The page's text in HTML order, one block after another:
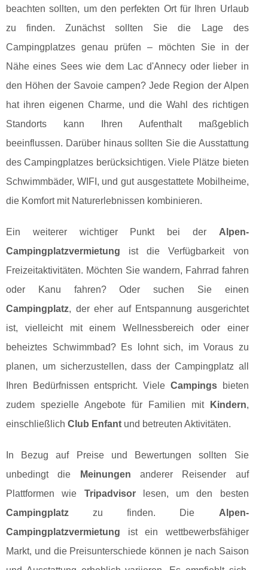
beachten sollten, um den perfekten Ort für Ihren Urlaub
zu finden. Zunächst sollten Sie die Lage des
Campingplatzes genau prüfen – möchten Sie in der
Nähe eines Sees wie dem Lac d'Annecy oder lieber in
den Höhen der Savoie campen? Jede Region der Alpen
hat ihren eigenen Charme, und die Wahl des richtigen
Standorts kann Ihren Aufenthalt maßgeblich
beeinflussen. Darüber hinaus sollten Sie die Ausstattung
des Campingplatzes berücksichtigen. Viele Plätze bieten
Schwimmbäder, WIFI, und gut ausgestattete Mobilheime,
die Komfort mit Naturerlebnissen kombinieren.
Ein weiterer wichtiger Punkt bei der Alpen-
Campingplatzvermietung ist die Verfügbarkeit von
Freizeitaktivitäten. Möchten Sie wandern, Fahrrad fahren
oder Kanu fahren? Oder suchen Sie einen
Campingplatz, der eher auf Entspannung ausgerichtet
ist, vielleicht mit einem Wellnessbereich oder einer
beheiztes Schwimmbad? Es lohnt sich, im Voraus zu
planen, um sicherzustellen, dass der Campingplatz all
Ihren Bedürfnissen entspricht. Viele Campingsbieten
zudem spezielle Angebote für Familien mit
Kindern,
einschließlich Club Enfant und betreuten Aktivitäten.
In Bezug auf Preise und Bewertungen sollten Sie
unbedingt die
Meinungen anderer Reisender auf
Plattformen wie Tripadvisorlesen, um den besten
Campingplatz zu finden. Die Alpen-
Campingplatzvermietung ist ein wettbewerbsfähiger
Markt, und die Preisunterschiede können je nach Saison